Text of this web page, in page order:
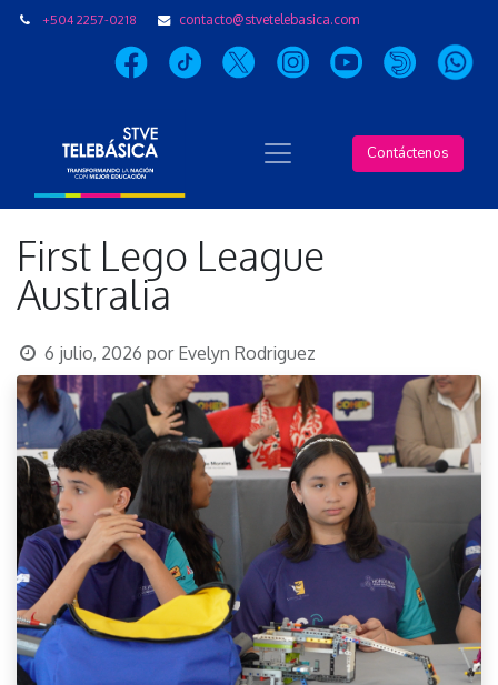
+504 2257-0218 contacto@stvetelebasica.com
Contáctenos
First Lego League
Australia
6 julio, 2026 por Evelyn Rodriguez